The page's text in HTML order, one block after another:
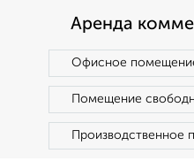
Аренда
Офисное
Помещение
Производственное